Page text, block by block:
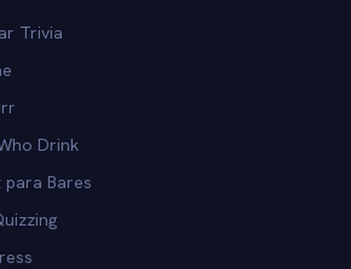
Trivia
Drink
Bares